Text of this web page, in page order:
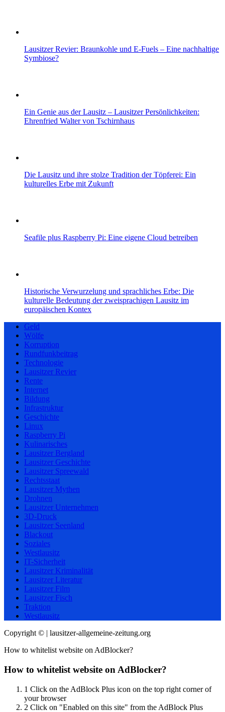
Lausitzer Revier: Braunkohle und E-Fuels – Eine nachhaltige
Symbiose?
Ein Genie aus der Lausitz – Lausitzer Persönlichkeiten:
Ehrenfried Walter von Tschirnhaus
Die Lausitz und ihre stolze Tradition der Töpferei: Ein
kulturelles Erbe mit Zukunft
Seafile plus Raspberry Pi: Eine eigene Cloud betreiben
Historische Verwurzelung und sprachliches Erbe: Die
kulturelle Bedeutung der zweisprachigen Lausitz im
europäischen Kontex
Geld
Wölfe
Korruption
Rundfunkbeitrag
Technologie
Lausitzer Revier
Rente
Internet
Bildung
Infrastruktur
Geschichte
Linux
Raspberry Pi
Kulinarisches
Lausitzer Bergland
Lausitzer Geschichte
Lausitzer Spreewald
Rechtsstaat
Lausitzer Mythen
Drohnen
Lausitzer Unternehmen
3D-Druck
Lausitzer Seenland
Blackout
Soziales
Westlausitz
IT-Sicherheit
Lausitzer Kriminalität
Lausitzer Literatur
Lausitzer Film
Lausitzer Fisch
Traktion
Westlausitz
Copyright © | lausitzer-allgemeine-zeitung.org
How to whitelist website on AdBlocker?
How to whitelist website on AdBlocker?
1 Click on the AdBlock Plus icon on the top right corner of
your browser
2 Click on "Enabled on this site" from the AdBlock Plus